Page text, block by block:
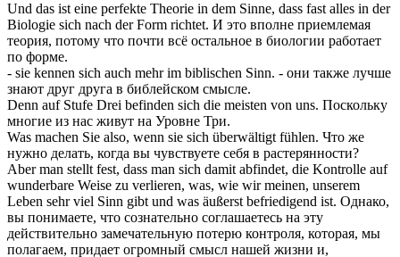
Und das ist eine perfekte Theorie in dem Sinne, dass fast alles in der
Biologie sich nach der Form richtet. И это вполне приемлемая
теория, потому что почти всё остальное в биологии работает
по форме.
- sie kennen sich auch mehr im biblischen Sinn. - они также лучше
знают друг друга в библейском смысле.
Denn auf Stufe Drei befinden sich die meisten von uns. Поскольку
многие из нас живут на Уровне Три.
Was machen Sie also, wenn sie sich überwältigt fühlen. Что же
нужно делать, когда вы чувствуете себя в растерянности?
Aber man stellt fest, dass man sich damit abfindet, die Kontrolle auf
wunderbare Weise zu verlieren, was, wie wir meinen, unserem
Leben sehr viel Sinn gibt und was äußerst befriedigend ist. Однако,
вы понимаете, что сознательно соглашаетесь на эту
действительно замечательную потерю контроля, которая, мы
полагаем, придает огромный смысл нашей жизни и,